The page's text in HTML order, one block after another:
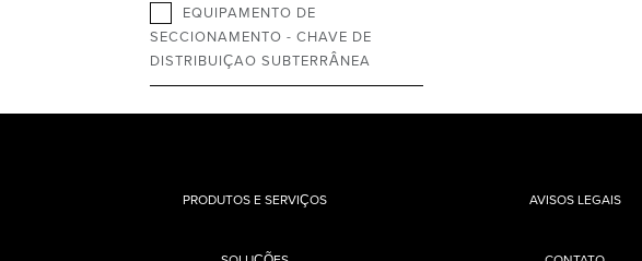
EQUIPAMENTO DE
SECCIONAMENTO - CHAVE DE
DISTRIBUIÇAO SUBTERRÂNEA
PRODUTOS E SERVIÇOS AVISOS LEGAIS